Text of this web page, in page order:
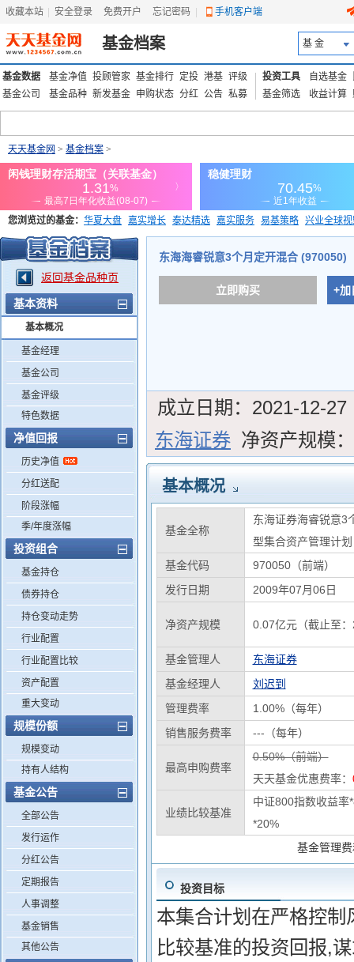
收藏本站 安全登录 免费开户 忘记密码 手机客户端
基金档案 基 金
基金数据 基金净值 投顾管家 基金排行 定投 港基 评级
基金公司
基金品种 新发基金 申购状态 分红 公告 私募
投资工具 自选基金
基金筛选
收益计算
天天基金网 > 基金档案 >
您浏览过的基金： 华夏大盘 嘉实增长 泰达精选 嘉实服务 易基策略 兴业全球
添富优势 华安宏利 上证180价值ETF
返回基金品种页
基本资料
基本概况
基金经理
基金公司
基金评级
特色数据
净值回报
历史净值
分红送配
阶段涨幅
季/年度涨幅
投资组合
基金持仓
债券持仓
持仓变动走势
行业配置
行业配置比较
资产配置
重大变动
规模份额
规模变动
持有人结构
基金公告
全部公告
发行运作
分红公告
定期报告
人事调整
基金销售
其他公告
东海海睿锐意3个月定开混合 (970050)
立即购买 +加
成立日期： 2021-12-27
东海证券 净资产规模：
基本概况
基金全称
东海证券海睿锐意3
型集合资产管理计划
基金代码
970050（前端）
发行日期
2009年07月06日
净资产规模 0.07亿元（截止至
基金管理人
东海证券
基金经理人
刘迟到
管理费率
1.00%（每年）
销售服务费率
---（每年）
最高申购费率
0.50%（前端）
天天基金优惠费率：
业绩比较基准
中证800指数收益率
*20%
基金管理
投资目标
本集合计划在严格控
比较基准的投资回报,